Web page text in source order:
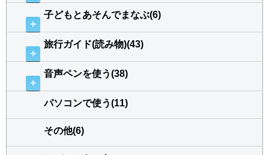
＋
子どもとあそんでまなぶ(6)
＋
旅行ガイド(読み物)(43)
＋
音声ペンを使う(38)
パソコンで使う(11)
その他(6)